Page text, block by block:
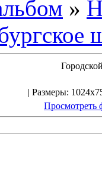
»
| Размеры:
Просмотреть